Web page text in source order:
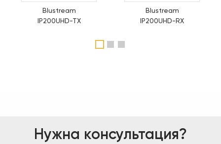
Blustream
IP200UHD-TX
Blustream
IP200UHD-RX
Нужна консультация?